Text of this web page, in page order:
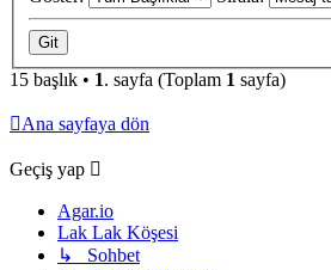
15 başlık • 1. sayfa (Toplam 1 sayfa)
Ana sayfaya dön
Geçiş yap
Agar.io
Lak Lak Köşesi
↳ Sohbet